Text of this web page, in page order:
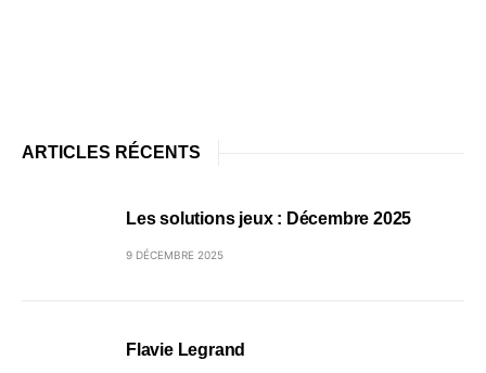
ARTICLES RÉCENTS
Les solutions jeux : Décembre 2025
9 DÉCEMBRE 2025
Flavie Legrand